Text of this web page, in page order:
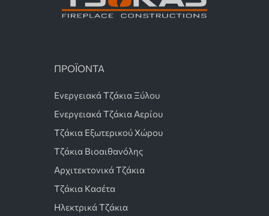
ΠΡΟΪΟΝΤΑ
Ενεργειακά Τζάκια Ξύλου
Ενεργειακά Τζάκια Αερίου
Τζάκια Εξωτερικού Χώρου
Τζάκια Βιοαιθανόλης
Αρχιτεκτονικά Τζάκια
Τζάκια Κασέτα
Ηλεκτρικά Τζάκια